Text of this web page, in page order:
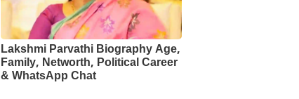
Lakshmi Parvathi Biography Age,
Family, Networth, Political Career
& WhatsApp Chat